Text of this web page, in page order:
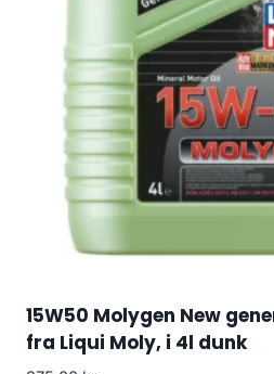
15W50 Molygen New
fra Liqui Moly, i 4l dunk